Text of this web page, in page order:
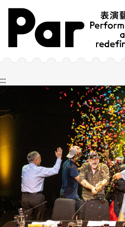
跳到主要內容區塊
網站導覽
:::